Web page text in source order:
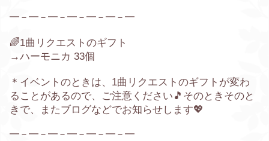
━－━－━－━－━－━－━
🌈1曲リクエストのギフト
→ハーモニカ 33個
＊イベントのときは、1曲リクエストのギフトが変わ
ることがあるので、ご注意ください🎵そのときそのと
きで、またブログなどでお知らせします💖
━－━－━－━－━－━－━